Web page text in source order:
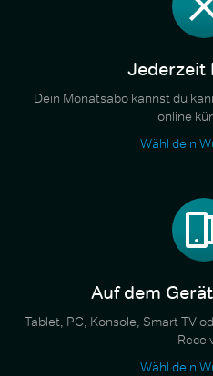
Jederzeit
Dein Monatsabo kannst du
online
Wähl dein
Auf dem
Tablet, PC, Konsole, Smart TV
Wähl dein